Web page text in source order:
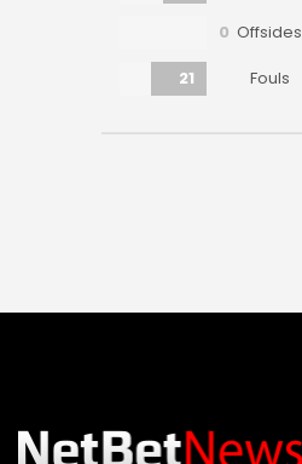
0 Offsides
21
Fouls